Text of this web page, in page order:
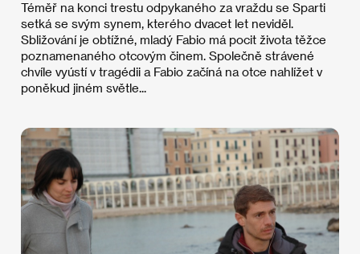
Téměř na konci trestu odpykaného za vraždu se Sparti
setká se svým synem, kterého dvacet let neviděl.
Sbližování je obtížné, mladý Fabio má pocit života těžce
poznamenaného otcovým činem. Společně strávené
chvíle vyústí v tragédii a Fabio začíná na otce nahlížet v
poněkud jiném světle...